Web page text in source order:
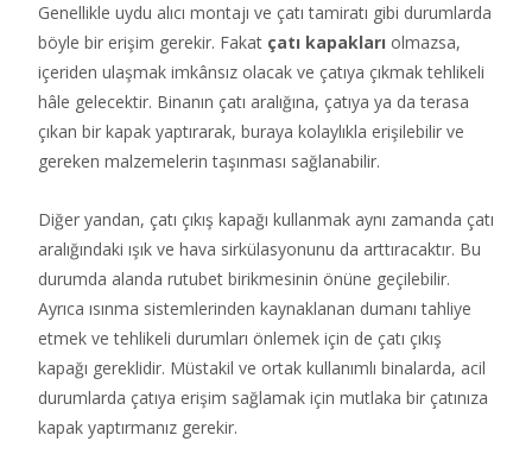
Genellikle uydu alıcı montajı ve çatı tamiratı gibi durumlarda
böyle bir erişim gerekir. Fakat çatı kapakları olmazsa,
içeriden ulaşmak imkânsız olacak ve çatıya çıkmak tehlikeli
hâle gelecektir. Binanın çatı aralığına, çatıya ya da terasa
çıkan bir kapak yaptırarak, buraya kolaylıkla erişilebilir ve
gereken malzemelerin taşınması sağlanabilir.
Diğer yandan, çatı çıkış kapağı kullanmak aynı zamanda çatı
aralığındaki ışık ve hava sirkülasyonunu da arttıracaktır. Bu
durumda alanda rutubet birikmesinin önüne geçilebilir.
Ayrıca ısınma sistemlerinden kaynaklanan dumanı tahliye
etmek ve tehlikeli durumları önlemek için de çatı çıkış
kapağı gereklidir. Müstakil ve ortak kullanımlı binalarda, acil
durumlarda çatıya erişim sağlamak için mutlaka bir çatınıza
kapak yaptırmanız gerekir.